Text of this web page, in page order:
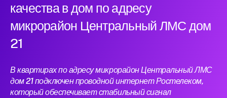
качества в дом по адресу
микрорайон Центральный ЛМС дом
21
В квартирах по адресу микрорайон Центральный ЛМС
дом 21 подключен проводной интернет Ростелеком,
который обеспечивает стабильный сигнал